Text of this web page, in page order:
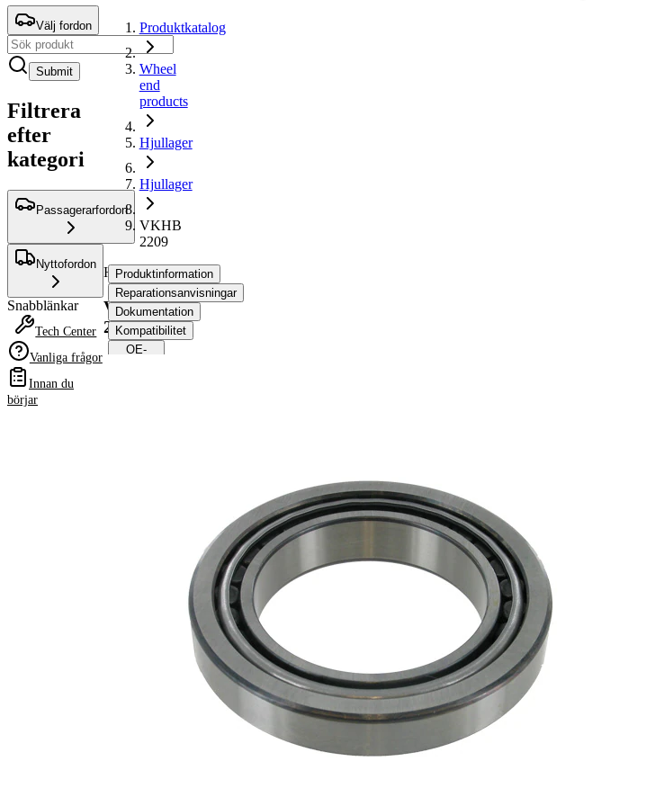
Välj fordon
Submit
Filtrera
efter
kategori
Passagerarfordon
Nyttofordon
Snabblänkar
Tech Center
Vanliga frågor
Innan du
börjar
Produktkatalog
Wheel
end
products
Hjullager
Hjullager
VKHB
2209
Hjullager
VKHB
2209
Produktinformation
Reparationsanvisningar
Dokumentation
Kompatibilitet
OE-
mm
121,4
mm